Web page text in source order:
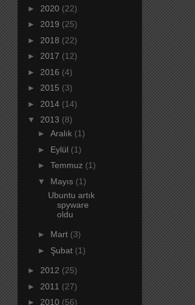
► 2020 (22)
► 2019 (25)
► 2018 (22)
► 2017 (12)
► 2016 (4)
► 2015 (3)
► 2014 (14)
▼ 2013 (8)
► Aralık (1)
► Eylül (1)
► Temmuz (1)
▼ Mayıs (1)
Ubuntu artık
spyware
oldu
► Mart (3)
► Şubat (1)
► 2012 (25)
► 2011 (27)
► 2010 (56)